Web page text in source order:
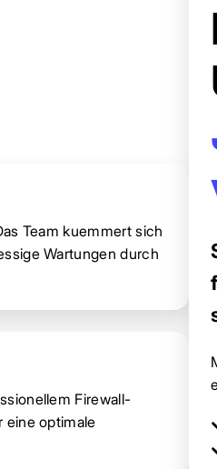
Team kuemmert sich
Wartungen durch
Firewall-
eine optimale